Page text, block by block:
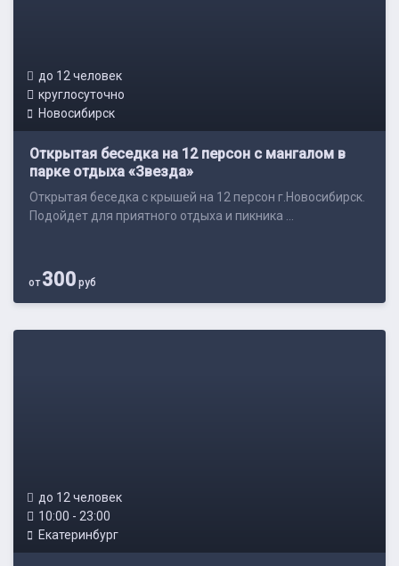
до 12 человек
круглосуточно
Новосибирск
Открытая беседка на 12 персон с мангалом в
парке отдыха «Звезда»
Открытая беседка с крышей на 12 персон г.Новосибирск.
Подойдет для приятного отдыха и пикника ...
от300 руб
до 12 человек
10:00 - 23:00
Екатеринбург